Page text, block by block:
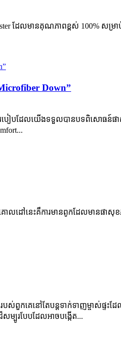
ដែលមានគុណភាពខ្ពស់ 100% សម្រ
Down”
ររបៀបដែលយើងទទួលបានបទពិសោធន៍
ោលដៅនេះគឺការមានពូកដែលមានផា
កគេនៅតែបន្តទាក់ទាញម្ចាស់ផ្ទះដ
បូរបែបដែលអាចបង្កើត...